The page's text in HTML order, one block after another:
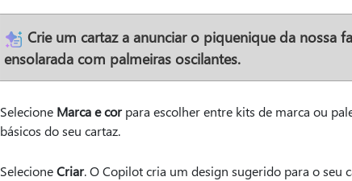
Crie um cartaz a anunciar o piquenique da nossa
ensolarada com palmeiras oscilantes.
Selecione Marca e corpara escolher entre kits de marca ou
básicos do seu cartaz.
SelecioneCriar. O Copilot cria um design sugerido para o seu